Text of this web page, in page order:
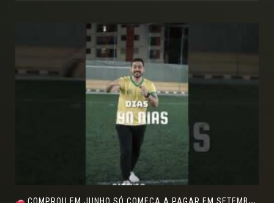
COMPROU EM JUNHO SÓ COMEÇA A PAGAR EM SETEMBRO!NO FEIRÃO DE VERDADE EM ARACJU